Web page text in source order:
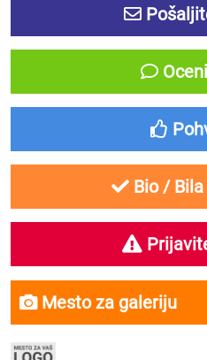
Bio /
Mesto za galeriju